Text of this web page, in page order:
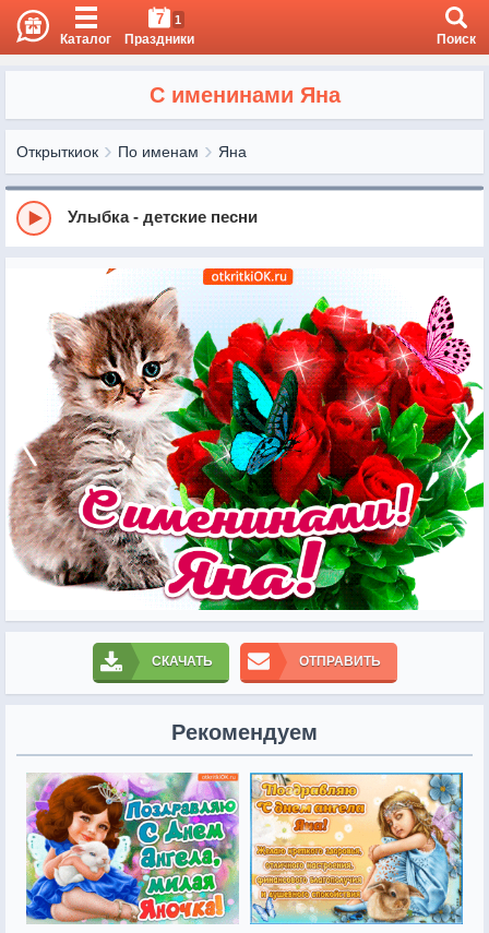
Каталог
7 1
Праздники Поиск
С именинами Яна
Открыткиок По именам Яна
Улыбка - детские песни
СКАЧАТЬ ОТПРАВИТЬ
Рекомендуем